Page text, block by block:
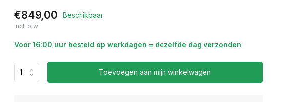
€849,00 Beschikbaar
Incl. btw
Voor 16:00 uur besteld op werkdagen = dezelfde dag verzonden
Toevoegen aan mijn winkelwagen